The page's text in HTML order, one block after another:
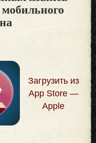
Загрузить из
App Store —
Apple